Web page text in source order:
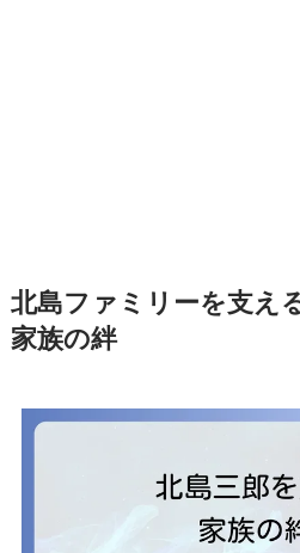
北島ファミリーを支え
家族の絆